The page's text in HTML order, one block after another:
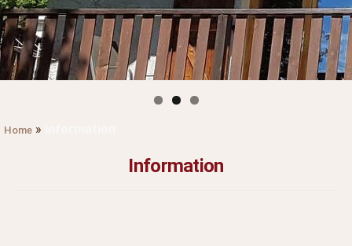
Home »
Information